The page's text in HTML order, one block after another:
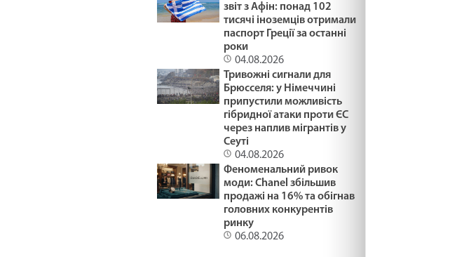
ПЛАСТИКОВІ ФЛАМІНГО /1488/ Майтеся
ПРИКРІ ЛЮДИ /1487/ Майтеся файно
29.01.2025
Що воно могло бути? Лк18:35-43. 36 - а
неділя по ЗСД.
29.01.2025
МОЛИТВА І ПРИБИРАННЯ /1486/ Майтеся
звіт з Афін: понад 102
тисячі іноземців отримали
паспорт Греції за останні
роки
04.08.2026
Тривожні сигнали для
Брюсселя: у Німеччині
припустили можливість
гібридної атаки проти ЄС
через наплив мігрантів у
Сеуті
04.08.2026
Феноменальний ривок
моди: Chanel збільшив
продажі на 16% та обігнав
головних конкурентів
ринку
06.08.2026